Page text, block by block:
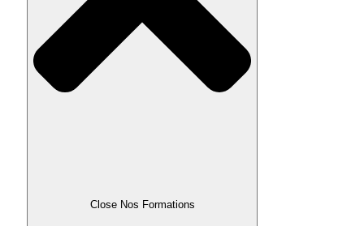
Close Nos Formations